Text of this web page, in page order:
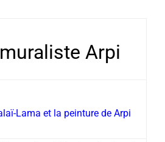
Arpi
Lama et la peinture de Arpi